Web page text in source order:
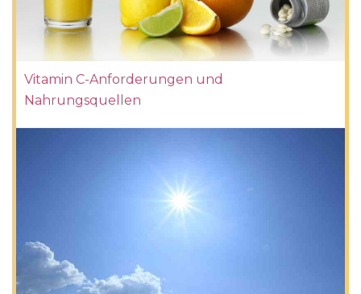
Vitamin C-Anforderungen und
Nahrungsquellen